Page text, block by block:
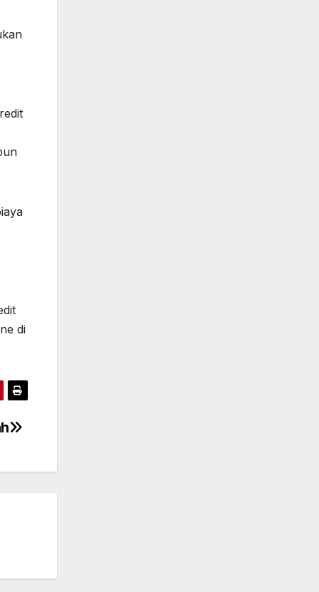
di